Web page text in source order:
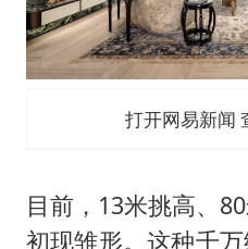
打开网易新闻
目前，13米挑高、
初现雏形。这种千